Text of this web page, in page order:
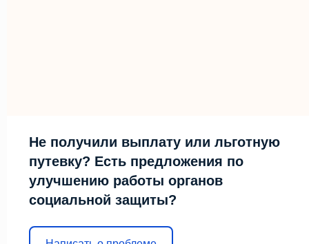
Не получили выплату или льготную
путевку? Есть предложения по
улучшению работы органов
социальной защиты?